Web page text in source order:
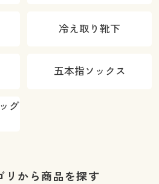
冷え取り靴下
五本指ソックス
グ
リから商品を探す